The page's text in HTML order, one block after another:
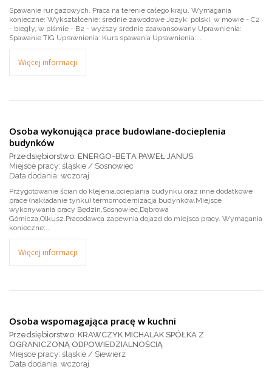
Spawanie rur gazowych. Praca na terenie całego kraju. Wymagania
konieczne: Wykształcenie: średnie zawodowe Język: polski, w mowie - C2
- biegły, w piśmie - B2 - wyższy średnio zaawansowany Uprawnienia:
Spawanie TIG Uprawnienia: Kurs spawania Uprawnienia:...
Więcej informacji
Osoba wykonująca prace budowlane-docieplenia
budynków
Przedsiębiorstwo: ENERGO-BETA PAWEŁ JANUS
Miejsce pracy: śląskie / Sosnowiec
wczoraj
Przygotowanie ścian do klejenia,ocieplania budynku oraz inne dodatkowe
prace (nakładanie tynku) termomodernizacja budynków.Miejsce
wykonywania pracy Będzin,Sosnowiec,Dąbrowa
Górnicza,Olkusz.Pracodawca zapewnia dojazd do miejsca pracy. Wymagania
konieczne:...
Więcej informacji
Osoba wspomagająca pracę w kuchni
Przedsiębiorstwo: KRAWCZYK MICHALAK SPÓŁKA Z
OGRANICZONĄ ODPOWIEDZIALNOŚCIĄ
Miejsce pracy: śląskie / Siewierz
wczoraj